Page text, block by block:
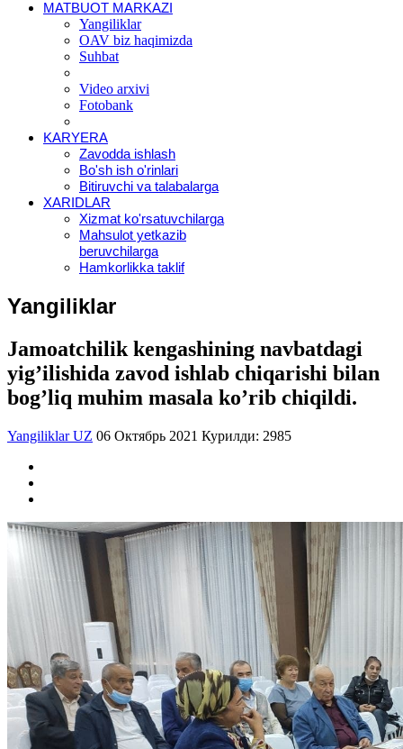
MATBUOT MARKAZI
Yangiliklar
OAV biz haqimizda
Suhbat
Video arxivi
Fotobank
KARYERA
Zavodda ishlash
Bo'sh ish o'rinlari
Bitiruvchi va talabalarga
XARIDLAR
Xizmat ko'rsatuvchilarga
Mahsulot yetkazib
beruvchilarga
Hamkorlikka taklif
Yangiliklar
Jamoatchilik kengashining navbatdagi
yigʼilishida zavod ishlab chiqarishi bilan
bogʼliq muhim masala koʼrib chiqildi.
Yangiliklar UZ 06 Октябрь 2021 Курилди: 2985